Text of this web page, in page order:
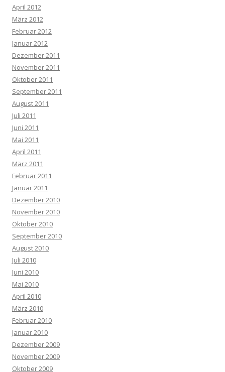
April 2012
März 2012
Februar 2012
Januar 2012
Dezember 2011
November 2011
Oktober 2011
September 2011
August 2011
Juli 2011
Juni 2011
Mai 2011
April 2011
März 2011
Februar 2011
Januar 2011
Dezember 2010
November 2010
Oktober 2010
September 2010
August 2010
Juli 2010
Juni 2010
Mai 2010
April 2010
März 2010
Februar 2010
Januar 2010
Dezember 2009
November 2009
Oktober 2009